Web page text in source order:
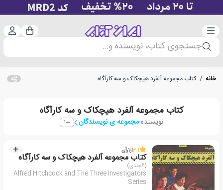
دسته‌بندی سبد
جستجوی کتاب، نویسنده و...
خانه / کتاب مجموعه آلفرد هیچکاک و سه کارآگاه
کتاب مجموعه آلفرد هیچکاک و سه کارآگاه
نویسنده:مجموعه ی نویسندگان 1
3.1از1رأی
کتاب مجموعه آلفرد هیچکاک و سه کارآگاه
(6جلدی)
Alfred Hitchcock and The Three Investigators
Series